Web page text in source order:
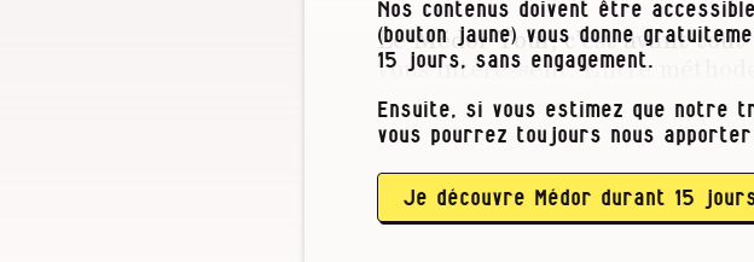
Le Médor Tour, c’est avant
vous intéressent. Entre
participatifs, venez créer
Donc si vous connaissez des
voulez donner votre avis, nous
contacter ou que vous êtes
Nos contenus doivent être
(bouton jaune) vous donne
15 jours, sans engagement.
Ensuite, si vous estimez que notre
vous pourrez toujours nous
Je découvre Médor durant 15